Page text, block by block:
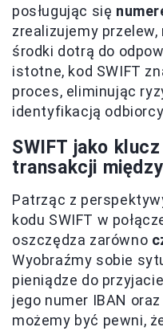
posługując się
zrealizujemy
środki dotrą do
istotne, kod SWIFT
proces, eliminując
identyfikacją
SWIFT jako
transakcji
Patrząc z
kodu SWIFT w
oszczędza zarówno
Wyobraźmy sobie
pieniądze do
jego numer IBAN
możemy być pewni,